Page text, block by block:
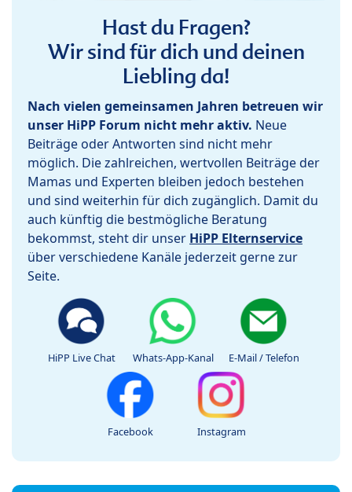
Hast du Fragen?
Wir sind für dich und deinen
Liebling da!
Nach vielen gemeinsamen Jahren betreuen wir
unser HiPP Forum nicht mehr aktiv. Neue
Beiträge oder Antworten sind nicht mehr
möglich. Die zahlreichen, wertvollen Beiträge der
Mamas und Experten bleiben jedoch bestehen
und sind weiterhin für dich zugänglich. Damit du
auch künftig die bestmögliche Beratung
bekommst, steht dir unser HiPP Elternservice
über verschiedene Kanäle jederzeit gerne zur
Seite.
HiPP Live Chat Whats-App-Kanal E-Mail / Telefon
Facebook Instagram